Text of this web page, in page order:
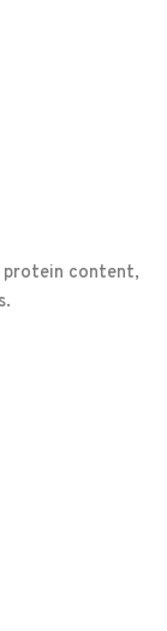
content,